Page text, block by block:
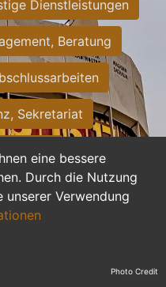
eine bessere
Durch die Nutzung
unserer Verwendung
Dienstleistungen
Beratung
Sekretariat
Ausbildung
Photo Credit